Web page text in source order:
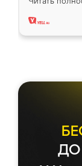
два года,
ДО